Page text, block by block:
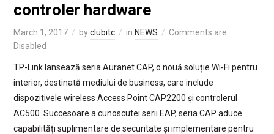
controler hardware
March 1, 2017 byclubitc in NEWS
Comments are
Disabled
TP-Link lansează seria Auranet CAP, o nouă soluție Wi-Fi pentru
interior, destinată mediului de business, care include
dispozitivele wireless Access Point CAP2200 și controlerul
AC500. Succesoare a cunoscutei serii EAP, seria CAP aduce
capabilități suplimentare de securitate și implementare pentru